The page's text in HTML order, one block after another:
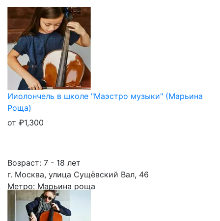
Ииолончель в школе "Маэстро музыки" (Марьина
Роща)
от ₽1,300
Возраст: 7 - 18 лет
г. Москва, улица Сущёвский Вал, 46
Метро: Марьина роща